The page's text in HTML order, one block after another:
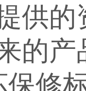
供
的
保修